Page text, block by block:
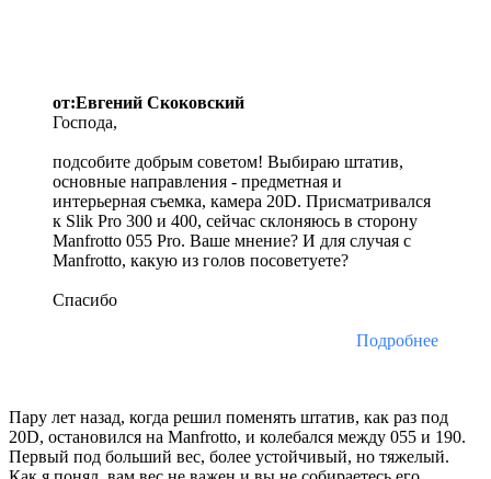
от:Евгений Скоковский
Господа,
подсобите добрым советом! Выбираю штатив,
основные направления - предметная и
интерьерная съемка, камера 20D. Присматривался
к Slik Pro 300 и 400, сейчас склоняюсь в сторону
Manfrotto 055 Pro. Ваше мнение? И для случая с
Manfrotto, какую из голов посоветуете?
Спасибо
Подробнее
Пару лет назад, когда решил поменять штатив, как раз под
20D, остановился на Manfrotto, и колебался между 055 и 190.
Первый под больший вес, более устойчивый, но тяжелый.